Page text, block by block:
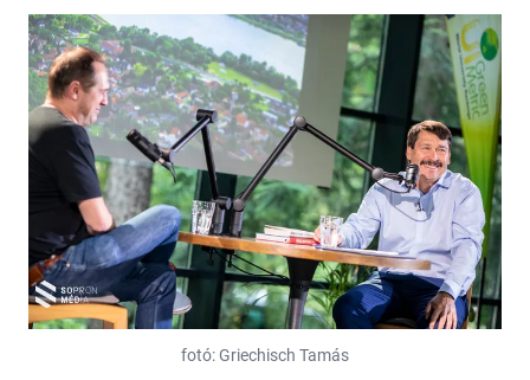
fotó: Griechisch Tamás